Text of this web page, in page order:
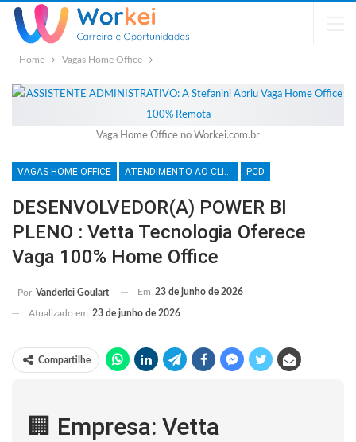
Home Vagas Home Office
Vaga Home Office no Workei.com.br
VAGAS HOME OFFICE ATENDIMENTO AO CLIENTE PCD
DESENVOLVEDOR(A) POWER BI
PLENO : Vetta Tecnologia Oferece
Vaga 100% Home Office
Por Vanderlei Goulart Em 23 de junho de 2026
Atualizado em 23 de junho de 2026
Compartilhe
🏢 Empresa: Vetta